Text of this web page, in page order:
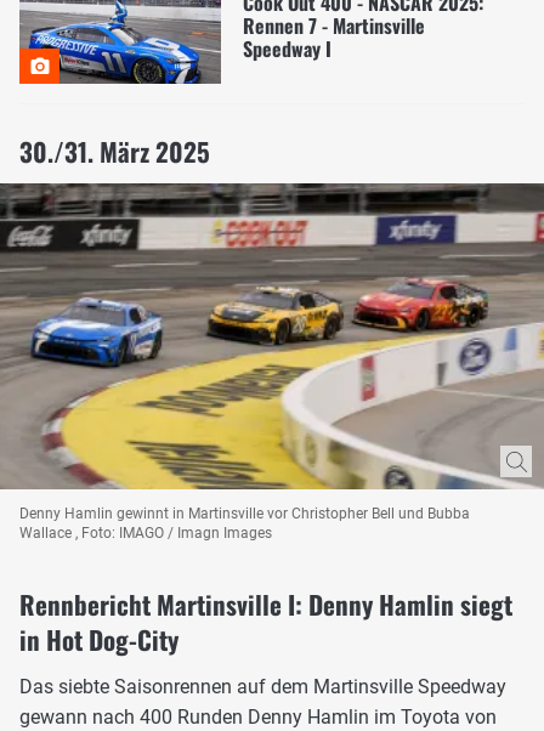
Rennen 7 - Martinsville
Speedway I
30./31. März 2025
Denny Hamlin gewinnt in Martinsville vor Christopher Bell und Bubba
Wallace , Foto: IMAGO / Imagn Images
Rennbericht Martinsville I: Denny Hamlin siegt
in Hot Dog-City
Das siebte Saisonrennen auf dem Martinsville Speedway
gewann nach 400 Runden Denny Hamlin im Toyota von